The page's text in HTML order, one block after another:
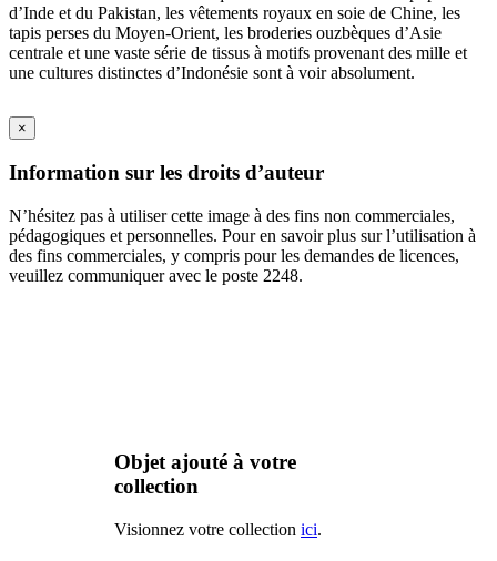
d’Inde et du Pakistan, les vêtements royaux en soie de Chine, les
tapis perses du Moyen-Orient, les broderies ouzbèques d’Asie
centrale et une vaste série de tissus à motifs provenant des mille et
une cultures distinctes d’Indonésie sont à voir absolument.
×
Information sur les droits d’auteur
N’hésitez pas à utiliser cette image à des fins non commerciales,
pédagogiques et personnelles. Pour en savoir plus sur l’utilisation à
des fins commerciales, y compris pour les demandes de licences,
veuillez communiquer avec le poste 2248.
Objet ajouté à votre
collection
Visionnez votre collection ici.